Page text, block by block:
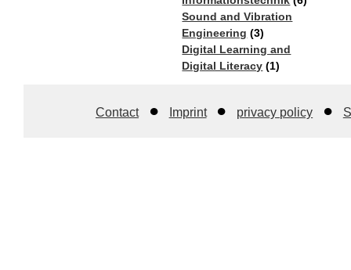
Sound and Vibration
Engineering​ (3)
Digital Learning and
Digital Literacy (1)
Contact Imprint privacy policy